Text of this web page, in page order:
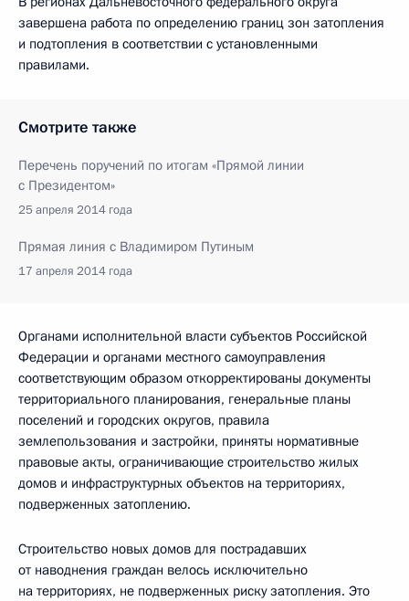
завершена работа по определению границ зон затопления
и подтопления в соответствии с установленными
правилами.
Смотрите также
Перечень поручений по итогам «Прямой линии
с Президентом»
25 апреля 2014 года
Прямая линия с Владимиром Путиным
17 апреля 2014 года
Органами исполнительной власти субъектов Российской
Федерации и органами местного самоуправления
соответствующим образом откорректированы документы
территориального планирования, генеральные планы
поселений и городских округов, правила
землепользования и застройки, приняты нормативные
правовые акты, ограничивающие строительство жилых
домов и инфраструктурных объектов на территориях,
подверженных затоплению.
Строительство новых домов для пострадавших
от наводнения граждан велось исключительно
на территориях, не подверженных риску затопления. Это